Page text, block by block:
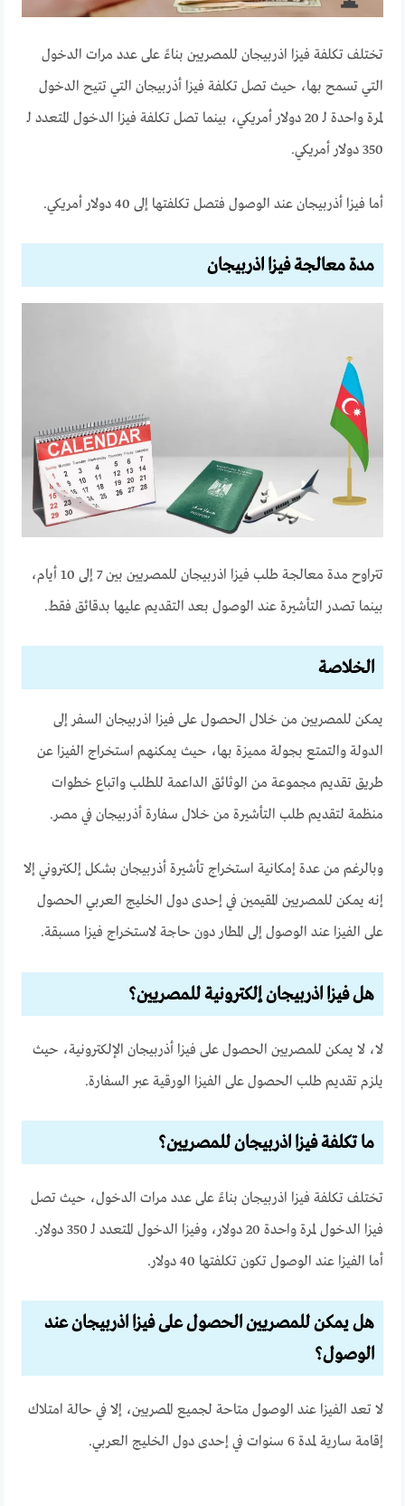
تختلف تكلفة فيزا اذربيجان للمصريين بناءً على عدد مرات الدخول
التي تسمح بها، حيث تصل تكلفة فيزا أذربيجان التي تتيح الدخول
لمرة واحدة لـ 20 دولار أمريكي، بينما تصل تكلفة فيزا الدخول المتعدد لـ
350 دولار أمريكي.
أما فيزا أذربيجان عند الوصول فتصل تكلفتها إلى 40 دولار أمريكي.
مدة معالجة فيزا اذربيجان
تتراوح مدة معالجة طلب فيزا اذربيجان للمصريين بين 7 إلى 10 أيام،
بينما تصدر التأشيرة عند الوصول بعد التقديم عليها بدقائق فقط.
الخلاصة
يمكن للمصريين من خلال الحصول على فيزا اذربيجان السفر إلى
الدولة والتمتع بجولة مميزة بها، حيث يمكنهم استخراج الفيزا عن
طريق تقديم مجموعة من الوثائق الداعمة للطلب واتباع خطوات
منظمة لتقديم طلب التأشيرة من خلال سفارة أذربيجان في مصر.
وبالرغم من عدة إمكانية استخراج تأشيرة أذربيجان بشكل إلكتروني إلا
إنه يمكن للمصريين المقيمين في إحدى دول الخليج العربي الحصول
على الفيزا عند الوصول إلى المطار دون حاجة لاستخراج فيزا مسبقة.
هل فيزا اذربيجان إلكترونية للمصريين؟
لا، لا يمكن للمصريين الحصول على فيزا أذربيجان الإلكترونية، حيث
يلزم تقديم طلب الحصول على الفيزا الورقية عبر السفارة.
ما تكلفة فيزا اذربيجان للمصريين؟
تختلف تكلفة فيزا اذربيجان بناءً على عدد مرات الدخول، حيث تصل
فيزا الدخول لمرة واحدة 20 دولار، وفيزا الدخول المتعدد لـ 350 دولار.
أما الفيزا عند الوصول تكون تكلفتها 40 دولار.
هل يمكن للمصريين الحصول على فيزا اذربيجان عند
الوصول؟
لا تعد الفيزا عند الوصول متاحة لجميع المصريين، إلا في حالة امتلاك
إقامة سارية لمدة 6 سنوات في إحدى دول الخليج العربي.